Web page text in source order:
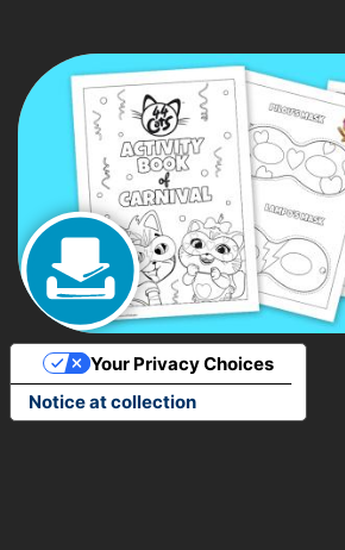
основного
вмісту
Notice at collection
Your Privacy Choices